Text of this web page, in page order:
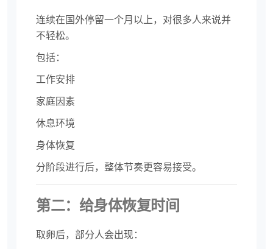
连续在国外停留一个月以上，对很多人来说并
不轻松。
包括：
工作安排
家庭因素
休息环境
身体恢复
分阶段进行后，整体节奏更容易接受。
第二：给身体恢复时间
取卵后，部分人会出现：